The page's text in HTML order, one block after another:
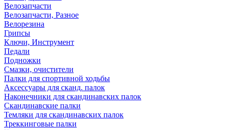
Велозапчасти
Велозапчасти, Разное
Велорезина
Грипсы
Ключи, Инструмент
Педали
Подножки
Смазки, очистители
Палки для спортивной ходьбы
Аксессуары для сканд. палок
Наконечники для скандинавских палок
Скандинавские палки
Темляки для скандинавских палок
Треккинговые палки